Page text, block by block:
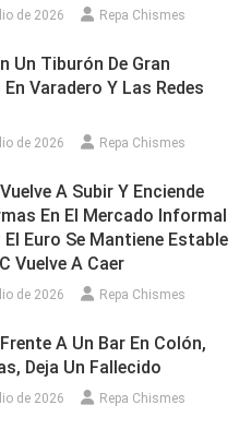
de 2026 Repa Chismes
Un Tiburón De Gran
Varadero Y Las Redes
de 2026 Repa Chismes
A Subir Y Enciende
En El Mercado Informal
El Euro Se Mantiene Estable
Vuelve A Caer
de 2026 Repa Chismes
A Un Bar En Colón,
Deja Un Fallecido
de 2026 Repa Chismes